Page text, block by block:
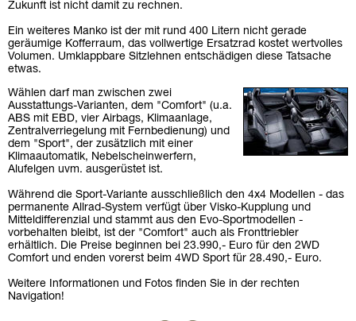
Zukunft ist nicht damit zu rechnen.
Ein weiteres Manko ist der mit rund 400 Litern nicht gerade
geräumige Kofferraum, das vollwertige Ersatzrad kostet wertvolles
Volumen. Umklappbare Sitzlehnen entschädigen diese Tatsache
etwas.
Wählen darf man zwischen zwei
Ausstattungs-Varianten, dem "Comfort" (u.a.
ABS mit EBD, vier Airbags, Klimaanlage,
Zentralverriegelung mit Fernbedienung) und
dem "Sport", der zusätzlich mit einer
Klimaautomatik, Nebelscheinwerfern,
Alufelgen uvm. ausgerüstet ist.
Während die Sport-Variante ausschließlich den 4x4 Modellen - das
permanente Allrad-System verfügt über Visko-Kupplung und
Mitteldifferenzial und stammt aus den Evo-Sportmodellen -
vorbehalten bleibt, ist der "Comfort" auch als Fronttriebler
erhältlich. Die Preise beginnen bei 23.990,- Euro für den 2WD
Comfort und enden vorerst beim 4WD Sport für 28.490,- Euro.
Weitere Informationen und Fotos finden Sie in der rechten
Navigation!